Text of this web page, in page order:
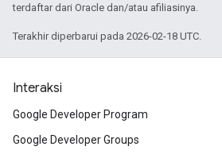
terdaftar dari Oracle dan/atau afiliasinya.
Terakhir diperbarui pada 2026-02-18 UTC.
Interaksi
Google Developer Program
Google Developer Groups